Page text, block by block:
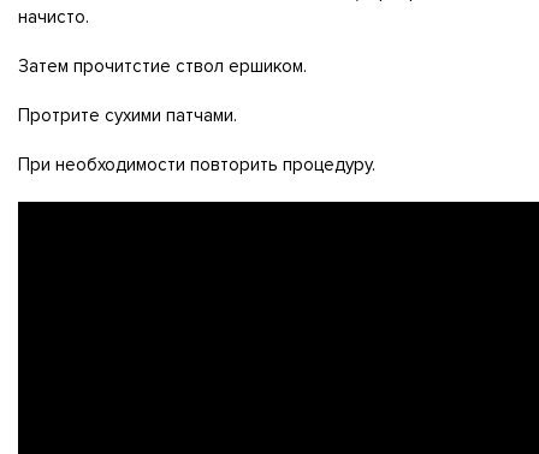
начисто.
Затем прочитстие ствол ершиком.
Протрите сухими патчами.
При необходимости повторить процедуру.